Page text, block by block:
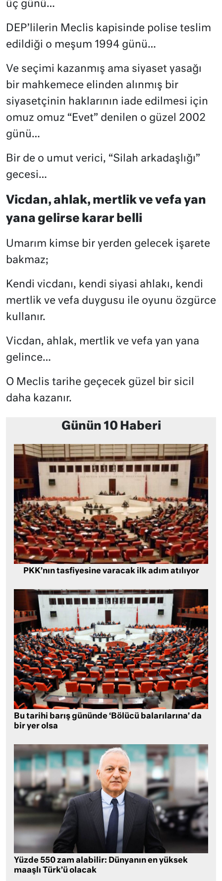
üç günü…
DEP’lilerin Meclis kapisinde polise teslim
edildiği o meşum 1994 günü…
Ve seçimi kazanmış ama siyaset yasağı
bir mahkemece elinden alınmış bir
siyasetçinin haklarının iade edilmesi için
omuz omuz “Evet” denilen o güzel 2002
günü…
Bir de o umut verici, “Silah arkadaşlığı”
gecesi…
Vicdan, ahlak, mertlik ve vefa yan
yana gelirse karar belli
Umarım kimse bir yerden gelecek işarete
bakmaz;
Kendi vicdanı, kendi siyasi ahlakı, kendi
mertlik ve vefa duygusu ile oyunu özgürce
kullanır.
Vicdan, ahlak, mertlik ve vefa yan yana
gelince…
O Meclis tarihe geçecek güzel bir sicil
daha kazanır.
Günün 10 Haberi
PKK’nın tasfiyesine varacak ilk adım atılıyor
Bu tarihi barış gününde ‘Bölücü balarılarına’ da
bir yer olsa
Yüzde 550 zam alabilir: Dünyanın en yüksek
maaşlı Türk’ü olacak